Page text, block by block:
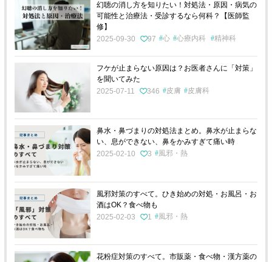
幻聴の消し方を知りたい！対処法・原因・病気の
可能性と治療法・受診するなら何科？【医師監
修】
2025-09-30
97 心 心療内科 精神科
フケが止まらない原因は？お医者さんに「対策」
を聞いてみた
2025-07-11
346 皮膚 皮膚科
鼻水・鼻づまりの対処法まとめ。鼻水が止まらな
い、息ができない、鼻をかみすぎて痛い時
2025-02-10
3 風邪・熱
風邪対策のすべて。ひき始めの対処・お風呂・お
酒はOK？食べ物も
2025-02-03
1 風邪・熱
花粉症対策のすべて。市販薬・食べ物・漢方薬の